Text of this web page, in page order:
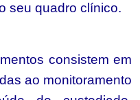
seu quadro clínico.
consistem em
ao monitoramento